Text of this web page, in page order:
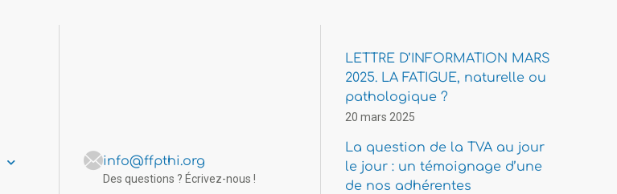
info@ffpthi.org
Des questions ? Écrivez-nous !
LETTRE D’INFORMATION MARS
2025. LA FATIGUE, naturelle ou
pathologique ?
20 mars 2025
La question de la TVA au jour
le jour : un témoignage d’une
de nos adhérentes